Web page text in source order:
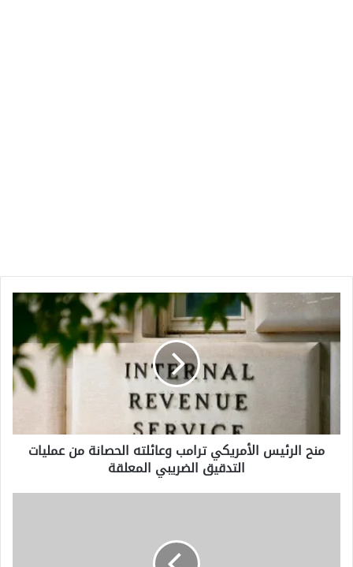
منح
الرئيس
الأمريكي
ترامب
التدقيق
الضريبي
منح الرئيس الأمريكي ترامب وعائلته الحصانة من عمليات
التدقيق الضريبي المعلقة